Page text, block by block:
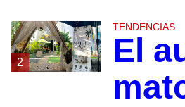
2
TENDENCIAS
El